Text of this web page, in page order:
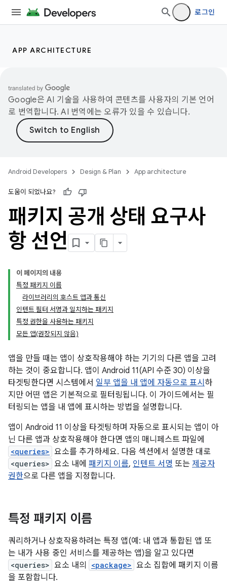
로그인
APP ARCHITECTURE
Google은 AI 기술을 사용하여 콘텐츠를 사용자의 기본 언어
로 번역합니다. AI 번역에는 오류가 있을 수 있습니다.
Android Developers Design & Plan App architecture
도움이 되었나요?
패키지 공개 상태 요구사
항 선언
이 페이지의 내용
특정 패키지 이름
라이브러리의 호스트 앱과 통신
인텐트 필터 서명과 일치하는 패키지
특정 권한을 사용하는 패키지
모든 앱(권장되지 않음)
앱을 만들 때는 앱이 상호작용해야 하는 기기의 다른 앱을 고려
하는 것이 중요합니다. 앱이 Android 11(API 수준 30) 이상을
타겟팅한다면 시스템에서 일부 앱을 내 앱에 자동으로 표시 하
지만 어떤 앱은 기본적으로 필터링됩니다. 이 가이드에서는 필
터링되는 앱을 내 앱에 표시하는 방법을 설명합니다.
앱이 Android 11 이상을 타겟팅하며 자동으로 표시되는 앱이 아
닌 다른 앱과 상호작용해야 한다면 앱의 매니페스트 파일에
<queries> 요소를 추가하세요. 다음 섹션에서 설명한 대로
<queries> 요소 내에 패키지 이름, 인텐트 서명 또는 제공자
권한으로 다른 앱을 지정합니다.
특정 패키지 이름
쿼리하거나 상호작용하려는 특정 앱(예: 내 앱과 통합된 앱 또
는 내가 사용 중인 서비스를 제공하는 앱)을 알고 있다면
<queries> 요소 내의 <package> 요소 집합에 패키지 이름
을 포함합니다.